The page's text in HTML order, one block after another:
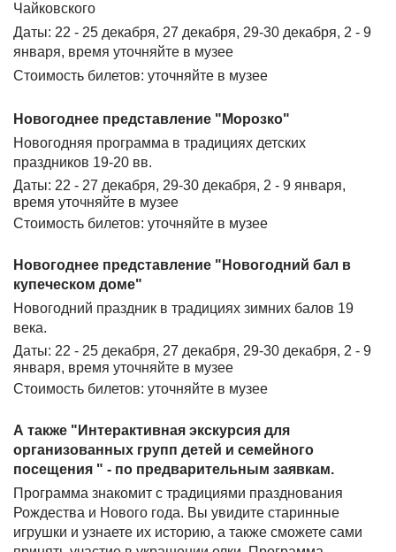
Чайковского
Даты: 22 - 25 декабря, 27 декабря, 29-30 декабря, 2 - 9
января, время уточняйте в музее
Стоимость билетов: уточняйте в музее
Новогоднее представление "Морозко"
Новогодняя программа в традициях детских
праздников 19-20 вв.
Даты: 22 - 27 декабря, 29-30 декабря, 2 - 9 января,
время уточняйте в музее
Стоимость билетов: уточняйте в музее
Новогоднее представление "Новогодний бал в
купеческом доме"
Новогодний праздник в традициях зимних балов 19
века.
Даты: 22 - 25 декабря, 27 декабря, 29-30 декабря, 2 - 9
января, время уточняйте в музее
Стоимость билетов: уточняйте в музее
А также "Интерактивная экскурсия для
организованных групп детей и семейного
посещения " - по предварительным заявкам.
Программа знакомит с традициями празднования
Рождества и Нового года. Вы увидите старинные
игрушки и узнаете их историю, а также сможете сами